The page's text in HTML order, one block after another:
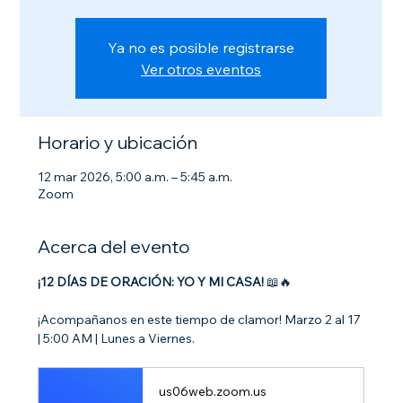
Ya no es posible registrarse
Ver otros eventos
Horario y ubicación
12 mar 2026, 5:00 a.m. – 5:45 a.m.
Zoom
Acerca del evento
¡12 DÍAS DE ORACIÓN: YO Y MI CASA! 📖🔥
¡Acompañanos en este tiempo de clamor! Marzo 2 al 17
| 5:00 AM | Lunes a Viernes.
us06web.zoom.us